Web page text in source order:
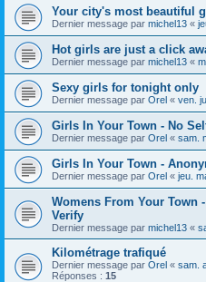
Your city's most beautiful
Dernier message par michel13 «
Hot girls are just a click
Dernier message par michel13 «
Sexy girls for tonight only
Dernier message par Orel « ven.
Girls In Your Town - No
Dernier message par Orel « sam.
Girls In Your Town -
Dernier message par Orel « jeu.
Womens From Your Town
Verify
Dernier message par michel13 «
Kilométrage trafiqué
Dernier message par Orel « sam.
Réponses : 15